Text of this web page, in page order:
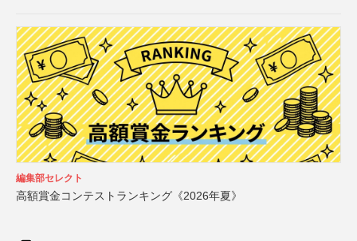
編集部セレクト
高額賞金コンテストランキング《2026年夏》